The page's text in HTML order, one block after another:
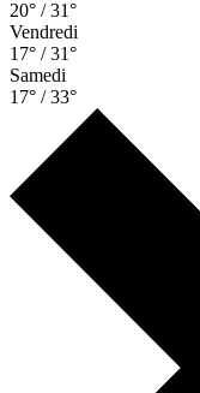
20° / 31°
Vendredi
17° / 31°
Samedi
17° / 33°